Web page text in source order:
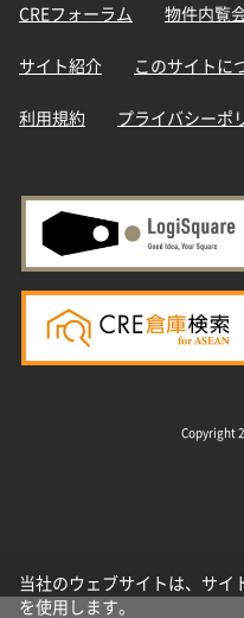
CREフォーラム 物件内覧
サイト紹介 このサイトに
利用規約 プライバシーポ
Copyright
当社のウェブサイトは、サ
を使用します。